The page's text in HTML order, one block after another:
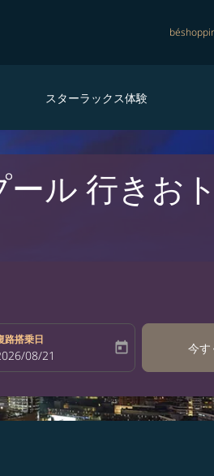
スターラックス体験
ル 行きお
label
路搭乗日
booking-return-date-aria-label
08/21 today 今す